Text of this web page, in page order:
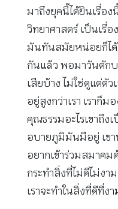
มาถึงยุคนี้ได้ยินเรื่อ
วิทยาศาสตร์ เป็นเรื่
มันทันสมัยหน่อยก็ได้
กันแล้ว พอมาวันตักบ
เสียบ้าง ไม่ใช่ดูแต่ตั
อยู่สูงกว่าเรา เราก็ม
คุณธรรมอะไรเขาถึง
อบายภูมิมันมีอยู่ เขา
อยากเข้าร่วมสมาคม
กระทำสิ่งที่ไม่ดีไม่งา
เราจะทำในสิ่งที่ดีที่งา